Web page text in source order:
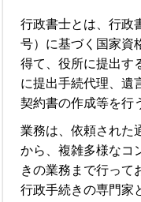
行政書士とは、行政
号）に基づく国家資
得て、役所に提出す
に提出手続代理、遺
契約書の作成等を行
業務は、依頼された
から、複雑多様なコ
きの業務まで行って
行政手続きの専門家